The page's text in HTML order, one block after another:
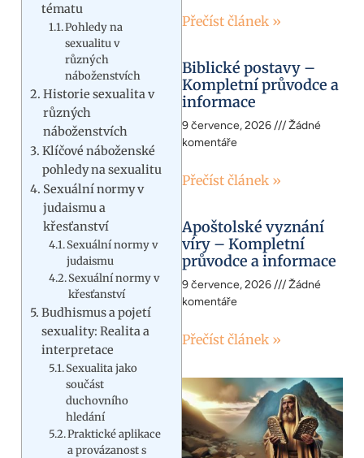
tématu
Pohledy na
sexualitu v
různých
náboženstvích
Historie sexualita v
různých
náboženstvích
Klíčové náboženské
pohledy na sexualitu
Sexuální normy v
judaismu a
křesťanství
Sexuální normy v
judaismu
Sexuální normy v
křesťanství
Budhismus a pojetí
sexuality: Realita a
interpretace
Sexualita jako
součást
duchovního
hledání
Praktické aplikace
a provázanost s
Přečíst článek »
Biblické postavy –
Kompletní průvodce a
informace
9 července, 2026
Žádné
komentáře
Přečíst článek »
Apoštolské vyznání
víry – Kompletní
průvodce a informace
9 července, 2026
Žádné
komentáře
Přečíst článek »